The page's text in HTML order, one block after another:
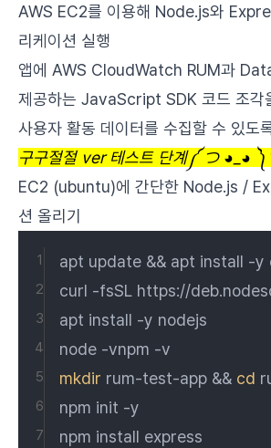
AWS EC2를 이용해 Node.js와
리케이션 실행
앱에 AWS CloudWatch RUM과
제공하는 JavaScript SDK 코드 조각
사용자 활동 데이터를 수집할 수 있도
구구절절 ver 테스트 단계༼ つ ◕_◕ ༽
EC2 (ubuntu)에 간단한 Node.js /
션 올리기
apt update && apt install -y
curl -fsSL https://
apt install -y nodejs
node -vnpm -v
mkdir rum-test-app && cd
npm init -y
npm install express